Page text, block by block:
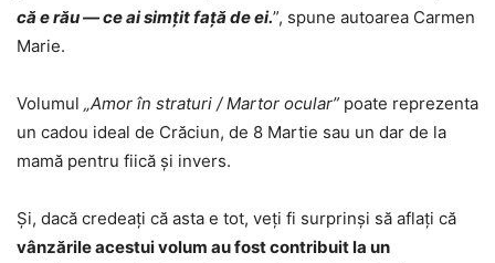
că e rău — ce ai simțit față de ei.”, spune autoarea Carmen
Marie.
Volumul „Amor în straturi / Martor ocular” poate reprezenta
un cadou ideal de Crăciun, de 8 Martie sau un dar de la
mamă pentru fiică și invers.
Și, dacă credeați că asta e tot, veți fi surprinși să aflați că
vânzările acestui volum au fost contribuit la un